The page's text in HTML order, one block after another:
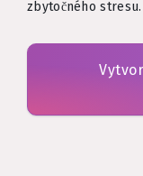
zbytočného stresu.